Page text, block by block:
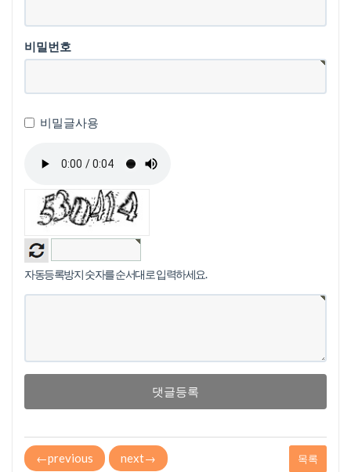
비밀번호
비밀글사용
자동등록방지 숫자를 순서대로 입력하세요.
댓글등록
←previous next→ 목록